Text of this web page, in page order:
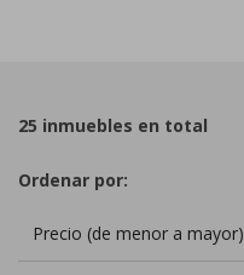
25 inmuebles en total
Ordenar por:
Precio (de menor a mayor)